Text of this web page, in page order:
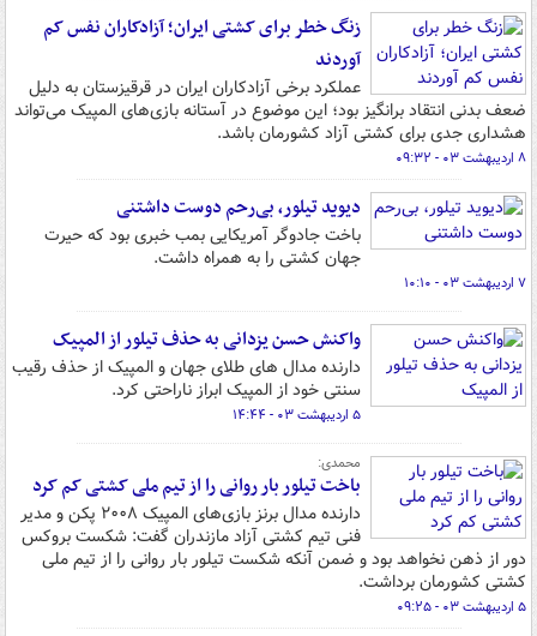
زنگ خطر برای کشتی ایران؛ آزادکاران نفس کم
آوردند
عملکرد برخی آزادکاران ایران در قرقیزستان به دلیل
ضعف بدنی انتقاد برانگیز بود؛ این موضوع در آستانه بازی‌های المپیک می‌تواند
هشداری جدی برای کشتی آزاد کشورمان باشد.
۸ اردیبهشت ۰۳ - ۰۹:۳۲
دیوید تیلور، بی‌رحم دوست داشتنی
باخت جادوگر آمریکایی بمب خبری بود که حیرت
جهان کشتی را به همراه داشت.
۷ اردیبهشت ۰۳ - ۱۰:۱۰
واکنش حسن یزدانی به حذف تیلور از المپیک
دارنده مدال های طلای جهان و المپیک از حذف رقیب
سنتی خود از المپیک ابراز ناراحتی کرد.
۵ اردیبهشت ۰۳ - ۱۴:۴۴
محمدی:
باخت تیلور بار روانی را از تیم ملی کشتی کم کرد
دارنده مدال برنز بازی‌های المپیک ۲۰۰۸ پکن و مدیر
فنی تیم کشتی آزاد مازندران گفت: شکست بروکس
دور از ذهن نخواهد بود و ضمن آنکه شکست تیلور بار روانی را از تیم ملی
کشتی کشورمان برداشت.
۵ اردیبهشت ۰۳ - ۰۹:۲۵